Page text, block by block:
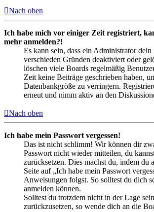
Nach oben
Ich habe mich vor einiger Zeit registriert,
mehr anmelden?!
Es kann sein, dass ein Administrator
verschieden Gründen deaktiviert oder
löschen viele Boards regelmäßig
Zeit keine Beiträge geschrieben haben,
Datenbankgröße zu verringern.
erneut und nimm aktiv an den
Nach oben
Ich habe mein Passwort vergessen!
Das ist nicht schlimm! Wir können dir
Passwort nicht wieder mitteilen, du
zurücksetzen. Dies machst du, indem du
Seite auf „Ich habe mein Passwort
Anweisungen folgst. So solltest du dich
anmelden können.
Solltest du trotzdem nicht in der Lage
zurückzusetzen, so wende dich an die